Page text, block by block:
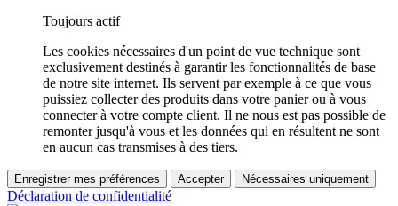
Toujours actif
Les cookies nécessaires d'un point de vue technique sont
exclusivement destinés à garantir les fonctionnalités de base
de notre site internet. Ils servent par exemple à ce que vous
puissiez collecter des produits dans votre panier ou à vous
connecter à votre compte client. Il ne nous est pas possible de
remonter jusqu'à vous et les données qui en résultent ne sont
en aucun cas transmises à des tiers.
Enregistrer mes préférences Accepter Nécessaires uniquement
Déclaration de confidentialité